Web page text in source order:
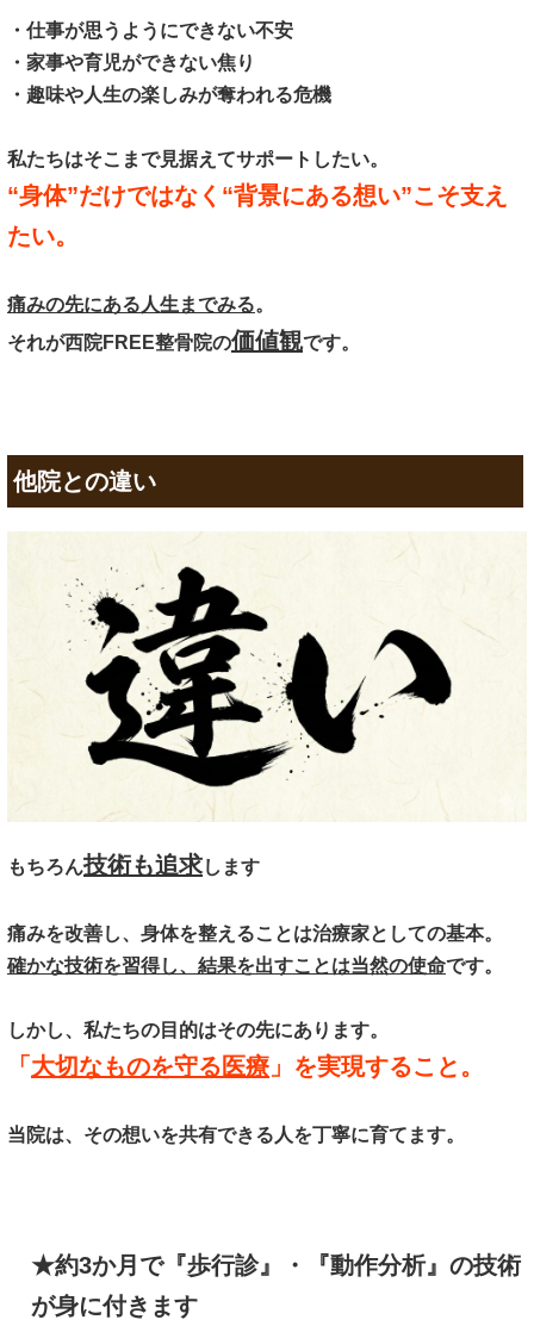
・仕事が思うようにできない不安
・家事や育児ができない焦り
・趣味や人生の楽しみが奪われる危機
私たちはそこまで見据えてサポートしたい。
“身体”だけではなく“背景にある想い”こそ支え
たい。
痛みの先にある人生までみる。
それが西院FREE整骨院の価値観です。
他院との違い
もちろん技術も追求します
痛みを改善し、身体を整えることは治療家としての基本。
確かな技術を習得し、結果を出すことは当然の使命です。
しかし、私たちの目的はその先にあります。
「 大切なものを守る医療 」を実現すること。
当院は、その想いを共有できる人を丁寧に育てます。
★約3か月で『歩行診』・『動作分析』の技術
が身に付きます